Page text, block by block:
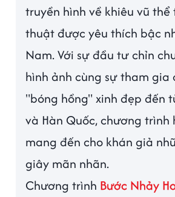
truyền hình về khiêu vũ thể
thuật được yêu thích bậc
Nam. Với sự đầu tư chỉn
hình ảnh cùng sự tham gia
"bóng hồng" xinh đẹp đến
và Hàn Quốc, chương trình
mang đến cho khán giả
giây mãn nhãn.
Chương trình Bước Nhảy